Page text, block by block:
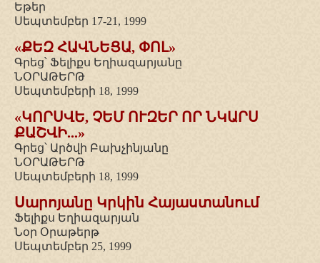
Եթեր
Սեպտեմբեր 17-21, 1999
«ՔԵԶ ՀԱՎՆԵՑԱ, ՓՈԼ»
Գրեց՝ Ֆելիքս Եղիազարյանը
ՆՕՐԱԹԵՐԹ
Սեպտեմբերի 18, 1999
«ԿՈՐՍՎԵ, ՉԵՄ ՈՒԶԵՐ ՈՐ ՆԿԱՐՍ
ՔԱՇՎԻ...»
Գրեց՝ Արծվի Բախչինյանը
ՆՕՐԱԹԵՐԹ
Սեպտեմբերի 18, 1999
Սարոյանը Կրկին Հայաստանում
Ֆելիքս Եղիազարյան
Նօր Օրաթերթ
Սեպտեմբեր 25, 1999